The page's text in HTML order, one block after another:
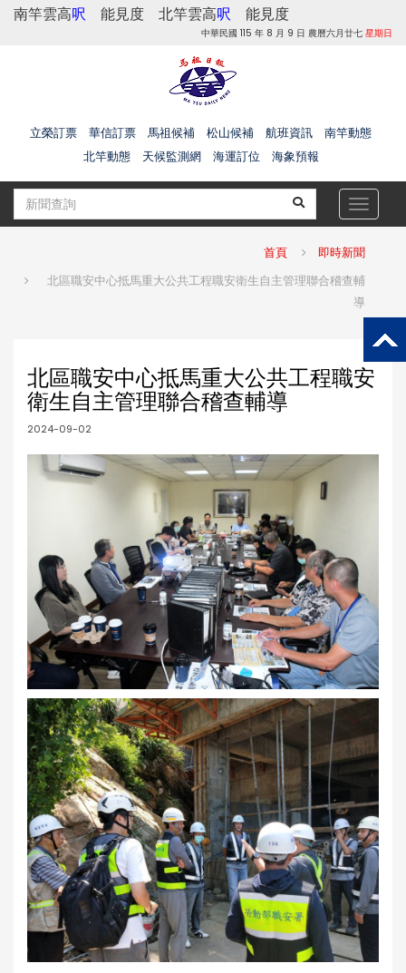
南竿雲高呎 能見度 北竿雲高呎 能見度
中華民國 115 年 8 月 9 日 農曆六月廿七 星期日
立榮訂票 華信訂票 馬祖候補 松山候補 航班資訊
南竿動態
北竿動態
天候監測網 海運訂位 海象預報
Toggle
首頁 即時新聞
北區職安中心抵馬重大公共工程職安衛生自主管理聯合稽查輔
導
北區職安中心抵馬重大公共工程職安
衛生自主管理聯合稽查輔導
2024-09-02